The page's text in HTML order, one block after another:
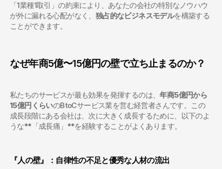
「1業種1取引」の約束により、あなたの会社の特別なノウハウ
が外に漏れる心配がなく、 独占的なビジネスモデルを構築する
ことができます。
なぜ年商5億〜15億円の壁で立ち止まるのか？
私たちのサービスが最も効果を発揮するのは、年商5億円から
15億円くらいのBtoCサービス業を営む経営者さんです。この
成長段階にある会社は、次に大きく成長するために、以下のよ
うな**「成長痛」**を経験することがよくあります。
『人の壁』：自律性の不足と優秀な人材の流出